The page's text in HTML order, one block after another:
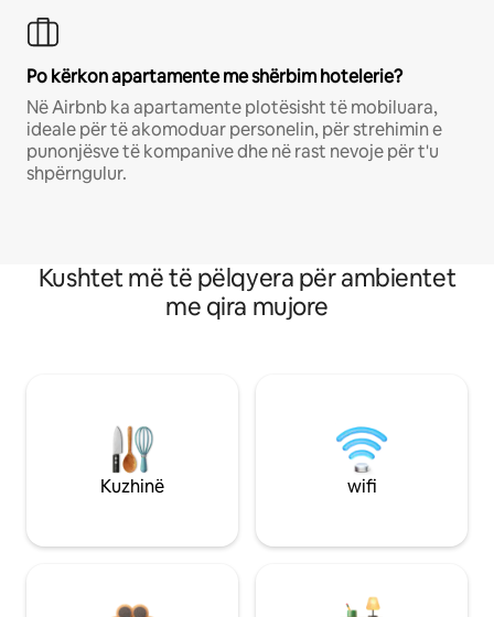
Po kërkon apartamente me shërbim hotelerie?
Në Airbnb ka apartamente plotësisht të mobiluara,
ideale për të akomoduar personelin, për strehimin e
punonjësve të kompanive dhe në rast nevoje për t'u
shpërngulur.
Kushtet më të pëlqyera për ambientet
me qira mujore
Kuzhinë wifi